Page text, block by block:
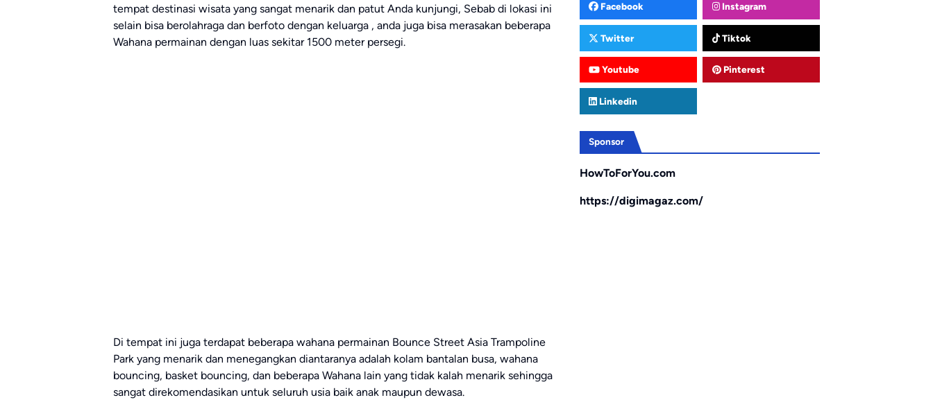
tempat destinasi wisata yang sangat menarik dan patut Anda kunjungi, Sebab di lokasi ini
selain bisa berolahraga dan berfoto dengan keluarga , anda juga bisa merasakan beberapa
Wahana permainan dengan luas sekitar 1500 meter persegi.
Di tempat ini juga terdapat beberapa wahana permainan Bounce Street Asia Trampoline
Park yang menarik dan menegangkan diantaranya adalah kolam bantalan busa, wahana
bouncing, basket bouncing, dan beberapa Wahana lain yang tidak kalah menarik sehingga
sangat direkomendasikan untuk seluruh usia baik anak maupun dewasa.
Facebook Instagram
Twitter Tiktok
Youtube Pinterest
Linkedin
Sponsor
HowToForYou.com
https://digimagaz.com/